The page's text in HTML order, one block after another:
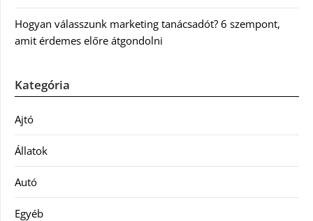
Hogyan válasszunk marketing tanácsadót? 6 szempont,
amit érdemes előre átgondolni
Kategória
Ajtó
Állatok
Autó
Egyéb